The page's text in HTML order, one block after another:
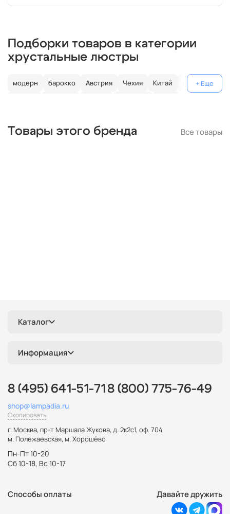
Подборки товаров в категории
хрустальные люстры
модерн барокко Австрия Чехия Китай
Германия
круглые
классические светодиодные
кольцо
Товары этого бренда Все товары
Каталог
Информация
8 (495) 641-51-71 8 (800) 775-76-49
shop@lampadia.ru
Скопировать
г. Москва, пр-т Маршала Жукова, д. 2к2с1, оф. 704
м. Полежаевская, м. Хорошёво
Пн-Пт 10-20
Сб 10-18, Вс 10-17
Способы оплаты Давайте дружить